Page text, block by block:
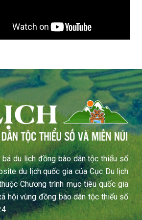
bá du lịch đồng bào dân tộc thiểu số
du lịch quốc gia của Cục Du lịch
Chương trình mục tiêu quốc gia
hội vùng đồng bào dân tộc thiểu số